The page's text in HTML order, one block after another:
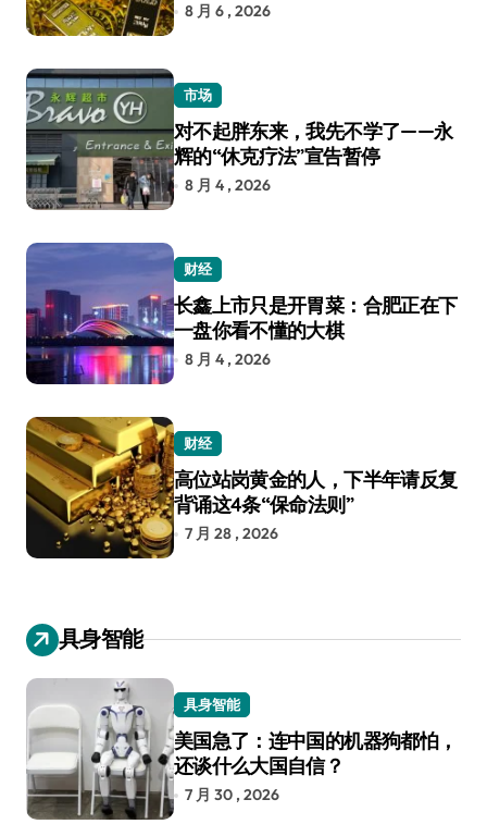
8 月 6 , 2026
市场
对不起胖东来，我先不学了——永
辉的“休克疗法”宣告暂停
8 月 4 , 2026
财经
长鑫上市只是开胃菜：合肥正在下
一盘你看不懂的大棋
8 月 4 , 2026
财经
高位站岗黄金的人，下半年请反复
背诵这4条“保命法则”
7 月 28 , 2026
具身智能
具身智能
美国急了：连中国的机器狗都怕，
还谈什么大国自信？
7 月 30 , 2026